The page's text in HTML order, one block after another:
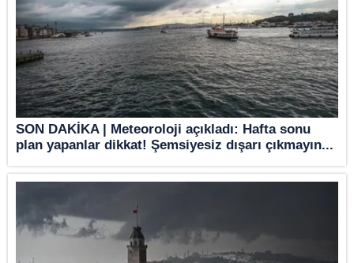
SON DAKİKA | Meteoroloji açıkladı: Hafta sonu
plan yapanlar dikkat! Şemsiyesiz dışarı çıkmayın...